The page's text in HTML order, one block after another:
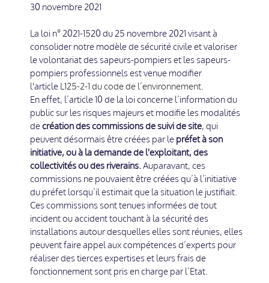
30 novembre 2021
La loi n° 2021-1520 du 25 novembre 2021 visant à
consolider notre modèle de sécurité civile et valoriser
le volontariat des sapeurs-pompiers et les sapeurs-
pompiers professionnels est venue modifier
l'article L125-2-1 du code de l’environnement.
En effet, l’article 10 de la loi concerne l’information du
public sur les risques majeurs et modifie les modalités
decréation des commissions de suivi de site, qui
peuvent désormais être créées par le préfet à son
initiative, ou à la demande de l'exploitant, des
collectivités ou des riverains.Auparavant, ces
commissions ne pouvaient être créées qu’à l’initiative
du préfet lorsqu’il estimait que la situation le justifiait.
Ces commissions sont tenues informées de tout
incident ou accident touchant à la sécurité des
installations autour desquelles elles sont réunies, elles
peuvent faire appel aux compétences d’experts pour
réaliser des tierces expertises et leurs frais de
fonctionnement sont pris en charge par l’Etat.